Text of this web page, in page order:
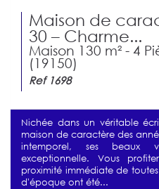
Maison de
30 – Charme...
Maison 130 m² - 4
(19150)
Ref 1698
Nichée dans un véritable
maison de caractère des
intemporel, ses beaux
exceptionnelle. Vous
proximité immédiate de
d'époque ont été...